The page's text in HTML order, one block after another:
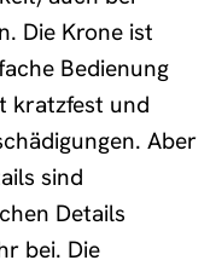
Die Krone ist
Bedienung
kratzfest und
Aber
sind
Details
bei. Die